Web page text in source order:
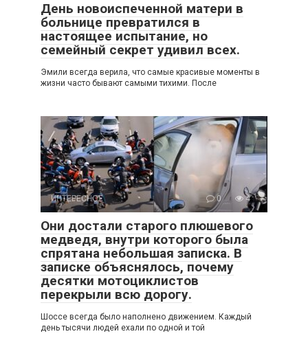
День новоиспеченной матери в
больнице превратился в
настоящее испытание, но
семейный секрет удивил всех.
Эмили всегда верила, что самые красивые моменты в
жизни часто бывают самыми тихими. После
ИНТЕРЕСНОЕ 0 4
Они достали старого плюшевого
медведя, внутри которого была
спрятана небольшая записка. В
записке объяснялось, почему
десятки мотоциклистов
перекрыли всю дорогу.
Шоссе всегда было наполнено движением. Каждый
день тысячи людей ехали по одной и той